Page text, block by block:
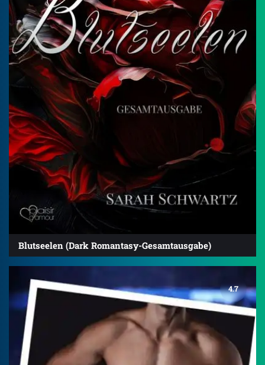
Blutseelen (Dark Romantasy-Gesamtausgabe)
4.7